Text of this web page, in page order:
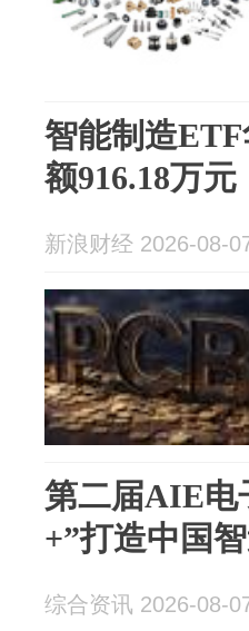
智能制造ETF
额916.18万元
新浪财经 2026-08-
第二届AIE电
+”打造中国
综合资讯 2026-08-